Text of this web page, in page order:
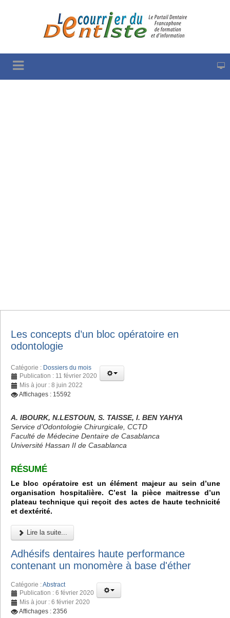
Les concepts d’un bloc opératoire en
odontologie
Catégorie : Dossiers du mois
Publication : 11 février 2020
Mis à jour : 8 juin 2022
Affichages : 15592
A. IBOURK, N.LESTOUN, S. TAISSE, I. BEN YAHYA
Service d’Odontologie Chirurgicale, CCTD
Faculté de Médecine Dentaire de Casablanca
Université Hassan II de Casablanca
RÉSUMÉ
Le bloc opératoire est un élément majeur au sein d’une
organisation hospitalière. C’est la pièce maitresse d’un
plateau technique qui reçoit des actes de haute technicité
et dextérité.
Lire la suite...
Adhésifs dentaires haute performance
contenant un monomère à base d'éther
Catégorie :Abstract
Publication : 6 février 2020
Mis à jour : 6 février 2020
Affichages : 2356